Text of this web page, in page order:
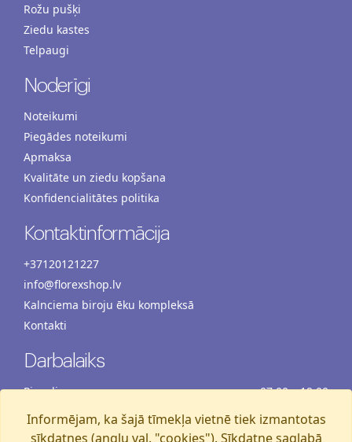
Rožu pušķi
Ziedu kastes
Telpaugi
Noderīgi
Noteikumi
Piegādes noteikumi
Apmaksa
Kvalitāte un ziedu kopšana
Konfidencialitātes politika
Kontaktinformācija
+37120121227
info@florexshop.lv
Kalnciema biroju ēku kompleksā
Kontakti
Darbalaiks
Pirmdiena
07:00 – 19:00
Otrdiena
07:00 – 19:00
Trešdiena
07:00 – 19:00
Informējam, ka šajā tīmekļa vietnē tiek izmantotas
sīkdatnes (angļu val. "cookies"). Sīkdatne saglabā